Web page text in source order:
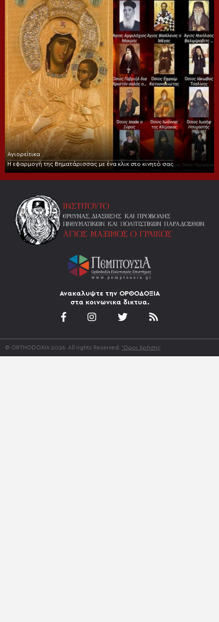
Αγιορείτικα
Η εφαρμογή της Βηματάρισσας με ένα κλικ στο κινητό σας
Ανακαλυψτε την ΟΡΘΟΔΟΞΙΑ
στα κοινωνικα δικτυα.
© ORTHODOXIA 2026. All rights Reserved. 'Οροι Χρήσης